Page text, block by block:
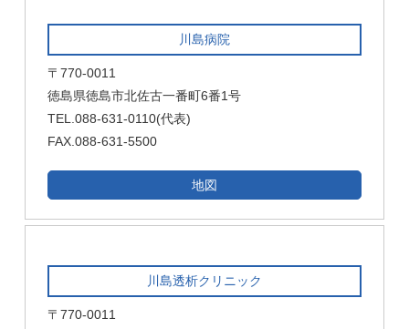
川島病院
〒770-0011
徳島県徳島市北佐古一番町6番1号
TEL.088-631-0110(代表)
FAX.088-631-5500
地図
川島透析クリニック
〒770-0011